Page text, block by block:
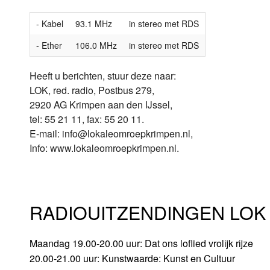
- Kabel 93.1 MHz
in stereo met RDS
- Ether
106.0 MHz in stereo met RDS
Heeft u berichten, stuur deze naar:
LOK, red. radio, Postbus 279,
2920 AG Krimpen aan den IJssel,
tel: 55 21 11, fax: 55 20 11.
E-mail: info@lokaleomroepkrimpen.nl,
Info: www.lokaleomroepkrimpen.nl.
RADIOUITZENDINGEN
Maandag 19.00-20.00 uur: Dat ons loflied vrolijk rijze
20.00-21.00 uur: Kunstwaarde: Kunst en Cultuur